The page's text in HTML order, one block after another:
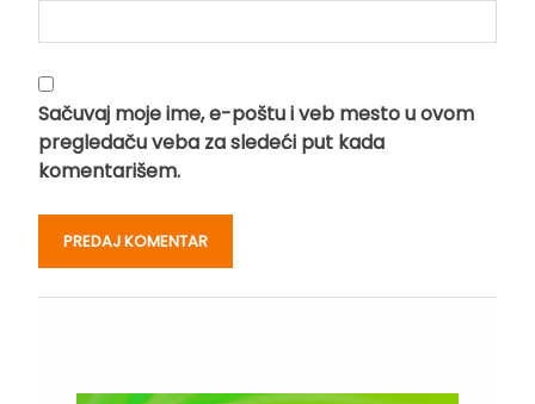
Sačuvaj moje ime, e-poštu i veb mesto u ovom
pregledaču veba za sledeći put kada
komentarišem.